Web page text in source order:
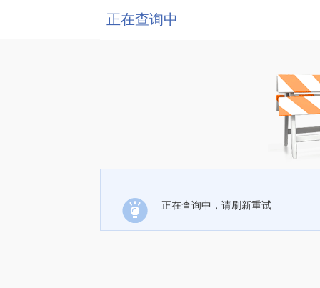
正在查询中
正在查询中，请刷新重试